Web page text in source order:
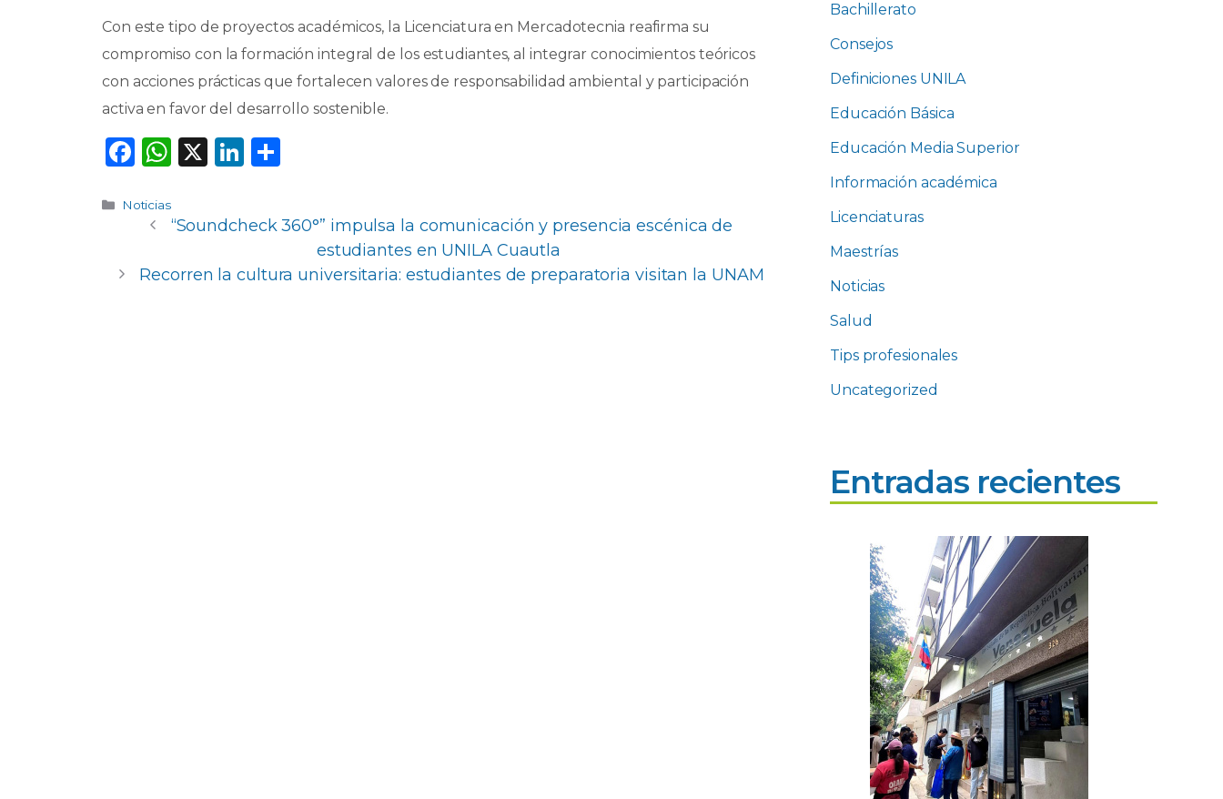
Con este tipo de proyectos académicos, la Licenciatura en Mercadotecnia reafirma su
compromiso con la formación integral de los estudiantes, al integrar conocimientos teóricos
con acciones prácticas que fortalecen valores de responsabilidad ambiental y participación
activa en favor del desarrollo sostenible.
F
c
e
b
W
a
ts
A
X
Li
e
dI
m
p
ar
Categorías
Noticias
“Soundcheck 360°” impulsa la comunicación y presencia escénica de
estudiantes en UNILA Cuautla
Recorren la cultura universitaria: estudiantes de preparatoria visitan la UNAM
Bachillerato
Consejos
Definiciones UNILA
Educación Básica
Educación Media Superior
Información académica
Licenciaturas
Maestrías
Noticias
Salud
Tips profesionales
Uncategorized
Entradas recientes